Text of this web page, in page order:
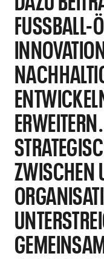
FUSSBALL-
NNOVATION
RWEITERN.
WISCHEN